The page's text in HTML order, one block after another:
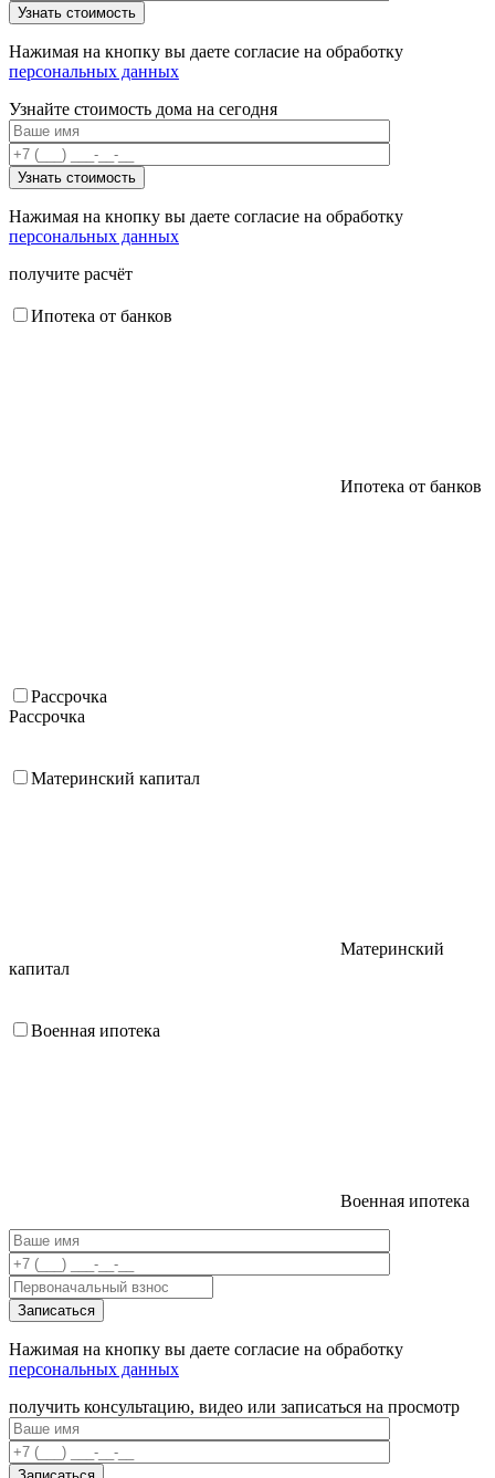
Нажимая на кнопку вы даете согласие на обработку
персональных данных
Узнайте стоимость дома на сегодня
Нажимая на кнопку вы даете согласие на обработку
персональных данных
получите расчёт
Ипотека от банков
Ипотека от банков
Рассрочка
Рассрочка
Материнский капитал
Материнский
капитал
Военная ипотека
Военная ипотека
Нажимая на кнопку вы даете согласие на обработку
персональных данных
получить консультацию, видео или записаться на просмотр